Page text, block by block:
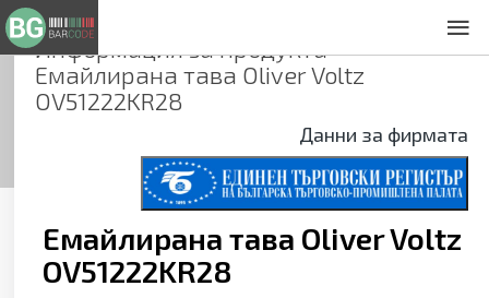
Информация за продукта
Емайлирана тава Oliver Voltz
OV51222KR28
Данни за фирмата
Емайлирана тава Oliver Voltz
OV51222KR28
Общи условия
Декларация за проверителност
Заснемане на продукти
Контакти